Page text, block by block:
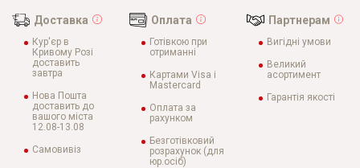
Доставка
Кур'єр в
Кривому Розі
доставить
завтра
Нова Пошта
доставить до
вашого міста
12.08-13.08
Самовивіз
Оплата
Готівкою при
отриманні
Картами Visa і
Mastercard
Оплата за
рахунком
Безготівковий
розрахунок (для
юр.осіб)
Партнерам
Вигідні умови
Великий
асортимент
Гарантія якості